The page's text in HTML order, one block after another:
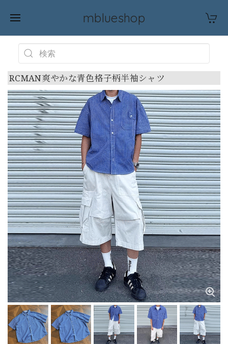
mblueshop
RCMAN爽やかな青色格子柄半袖シャツ